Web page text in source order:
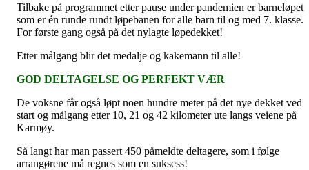
Tilbake på programmet etter pause under pandemien er barneløpet
som er én runde rundt løpebanen for alle barn til og med 7. klasse.
For første gang også på det nylagte løpedekket!
Etter målgang blir det medalje og kakemann til alle!
GOD DELTAGELSE OG PERFEKT VÆR
De voksne får også løpt noen hundre meter på det nye dekket ved
start og målgang etter 10, 21 og 42 kilometer ute langs veiene på
Karmøy.
Så langt har man passert 450 påmeldte deltagere, som i følge
arrangørene må regnes som en suksess!